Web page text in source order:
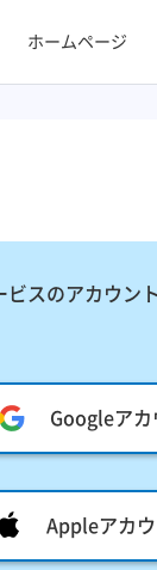
ホームページ
ビスのアカウン
Googleアカ
Appleアカ